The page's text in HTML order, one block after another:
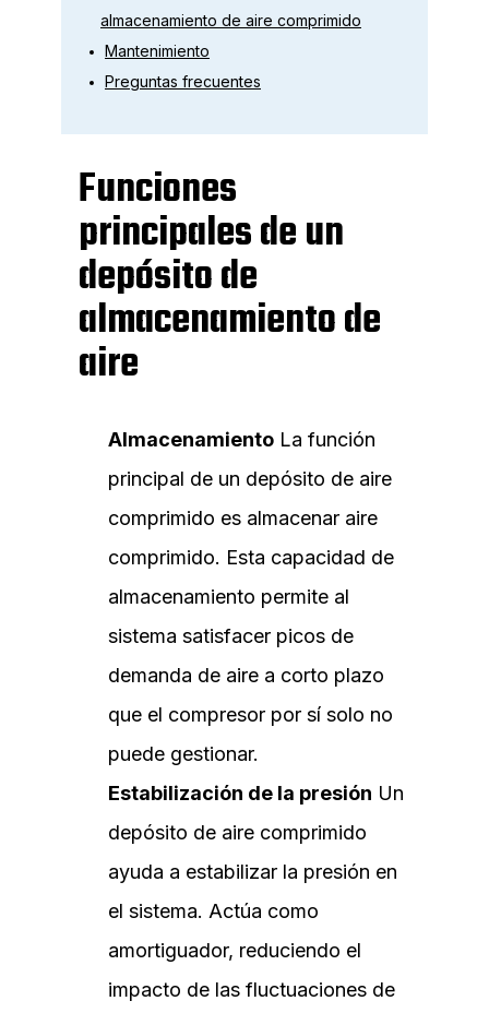
almacenamiento de aire comprimido
Mantenimiento
Preguntas frecuentes
Funciones
principales de un
depósito de
almacenamiento de
aire
Almacenamiento La función
principal de un depósito de aire
comprimido es almacenar aire
comprimido. Esta capacidad de
almacenamiento permite al
sistema satisfacer picos de
demanda de aire a corto plazo
que el compresor por sí solo no
puede gestionar.
Estabilización de la presión Un
depósito de aire comprimido
ayuda a estabilizar la presión en
el sistema. Actúa como
amortiguador, reduciendo el
impacto de las fluctuaciones de